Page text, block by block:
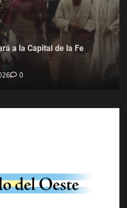
a la Capital de la Fe
0